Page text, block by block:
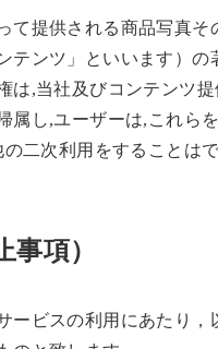
て提供される商品写真そ
テンツ」といいます）の
は,当社及びコンテンツ
属し,ユーザーは,これら
二次利用をすることはで
事項）
ービスの利用にあたり，